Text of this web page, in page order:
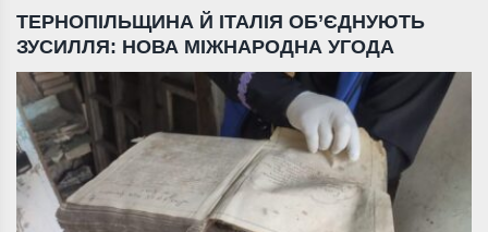
ТЕРНОПІЛЬЩИНА Й ІТАЛІЯ ОБ’ЄДНУЮТЬ
ЗУСИЛЛЯ: НОВА МІЖНАРОДНА УГОДА